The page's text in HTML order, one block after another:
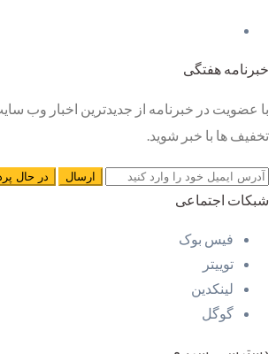
خبرنامه هفتگی
با عضویت در خبرنامه از جدیدترین اخبار وب
تخفیف ها با خبر شوید.
شبکات اجتماعی
فیس بوک
توییتر
لینکدین
گوگل